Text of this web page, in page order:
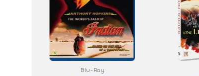
Blu-Ray